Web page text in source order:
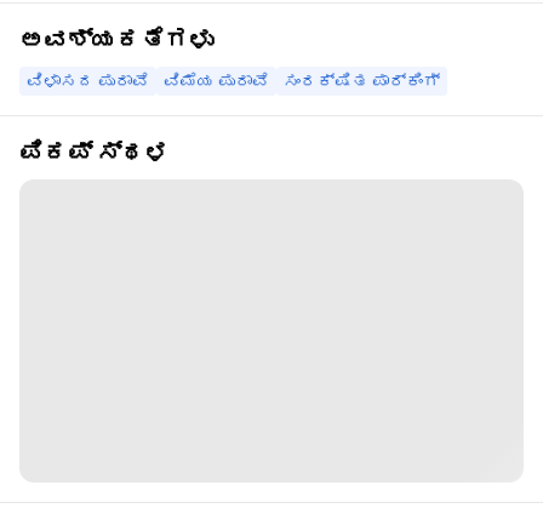
ಅವಶ್ಯಕತೆಗಳು
ವಿಳಾಸದ ಪುರಾವೆ ವಿಮೆಯ ಪುರಾವೆ ಸಂರಕ್ಷಿತ ಪಾರ್ಕಿಂಗ್
ಪಿಕಪ್ ಸ್ಥಳ